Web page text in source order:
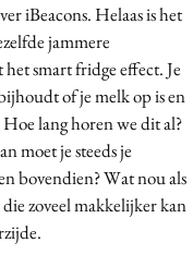
iBeacons. Helaas is het
jammere
smart fridge effect. Je
of je melk op is en
lang horen we dit al?
moet je steeds je
bovendien? Wat nou als
zoveel makkelijker kan